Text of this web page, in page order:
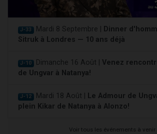
J-33 Mardi 8 Septembre | Dinner
Sitruk à Londres — 10 ans déjà
J-10 Dimanche 16 Août | Venez
de Ungvar à Natanya!
J-12 Mardi 18 Août | Le Admour de
plein Kikar de Natanya à Alonzo!
Voir tous les événements à venir